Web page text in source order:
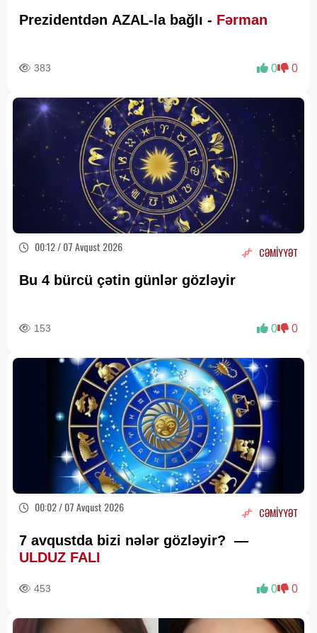
Prezidentdən AZAL-la bağlı - Fərman
383 0 0
00:12 / 07 Avqust 2026 CƏMİYYƏT
Bu 4 bürcü çətin günlər gözləyir
153 0 0
00:02 / 07 Avqust 2026 CƏMİYYƏT
7 avqustda bizi nələr gözləyir? —
ULDUZ FALI
453 0 0